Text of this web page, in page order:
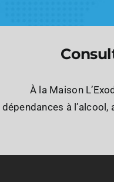
À la Maison
dépendances à